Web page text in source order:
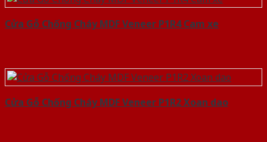
Cửa Gỗ Chống Cháy MDF Veneer P1R4 Cam xe
Cửa Gỗ Chống Cháy MDF Veneer P1R2 Xoan dao